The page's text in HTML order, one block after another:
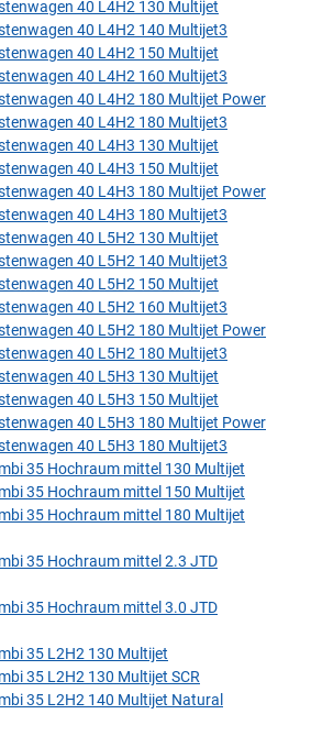
40 L4H2 130 Multijet
40 L4H2 140 Multijet3
40 L4H2 150 Multijet
40 L4H2 160 Multijet3
40 L4H2 180 Multijet Power
40 L4H2 180 Multijet3
40 L4H3 130 Multijet
40 L4H3 150 Multijet
40 L4H3 180 Multijet Power
40 L4H3 180 Multijet3
40 L5H2 130 Multijet
40 L5H2 140 Multijet3
40 L5H2 150 Multijet
40 L5H2 160 Multijet3
40 L5H2 180 Multijet Power
40 L5H2 180 Multijet3
40 L5H3 130 Multijet
40 L5H3 150 Multijet
40 L5H3 180 Multijet Power
40 L5H3 180 Multijet3
35 Hochraum mittel 130 Multijet
35 Hochraum mittel 150 Multijet
35 Hochraum mittel 180 Multijet
35 Hochraum mittel 2.3 JTD
35 Hochraum mittel 3.0 JTD
35 L2H2 130 Multijet
35 L2H2 130 Multijet SCR
35 L2H2 140 Multijet Natural